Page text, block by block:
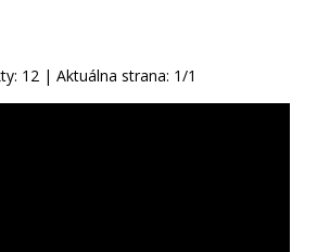
12 | Aktuálna strana: 1/1